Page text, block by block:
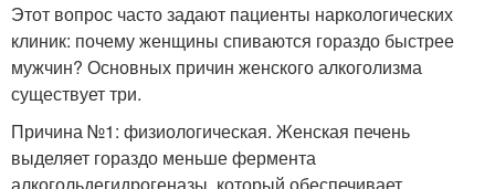
Этот вопрос часто задают пациенты наркологических
клиник: почему женщины спиваются гораздо быстрее
мужчин? Основных причин женского алкоголизма
существует три.
Причина №1: физиологическая. Женская печень
выделяет гораздо меньше фермента